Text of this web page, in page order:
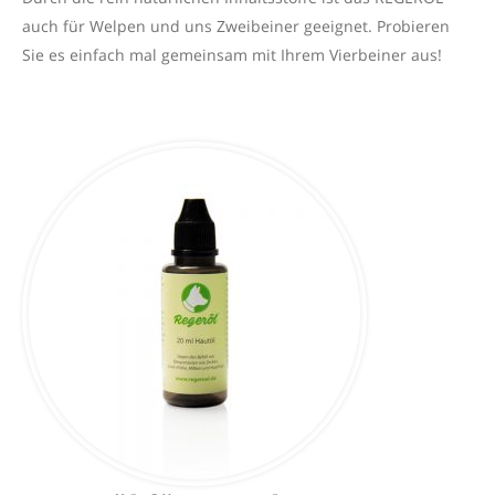
auch für Welpen und uns Zweibeiner geeignet. Probieren
Sie es einfach mal gemeinsam mit Ihrem Vierbeiner aus!